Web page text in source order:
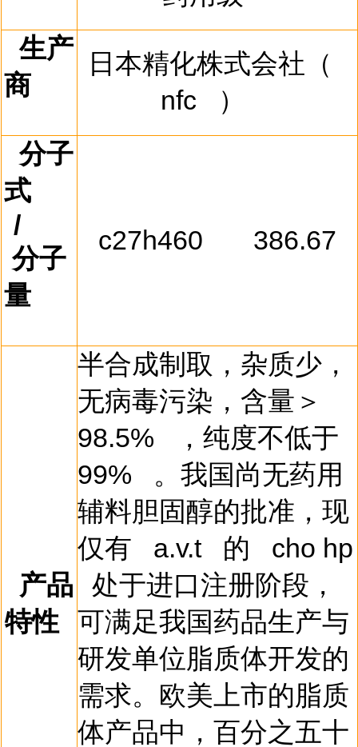
生产
商
日本精化株式会社（
nfc
）
分子
式
/
分子
量
c27h460 386.67
产品
特性
半合成制取，杂质少，
无病毒污染，含量＞
98.5%
，纯度不低于
99%
。我国尚无药用
辅料胆固醇的批准，现
仅有
a.v.t 的
cho hp
处于进口注册阶段，
可满足我国药品生产与
研发单位脂质体开发的
需求。欧美上市的脂质
体产品中，百分之五十